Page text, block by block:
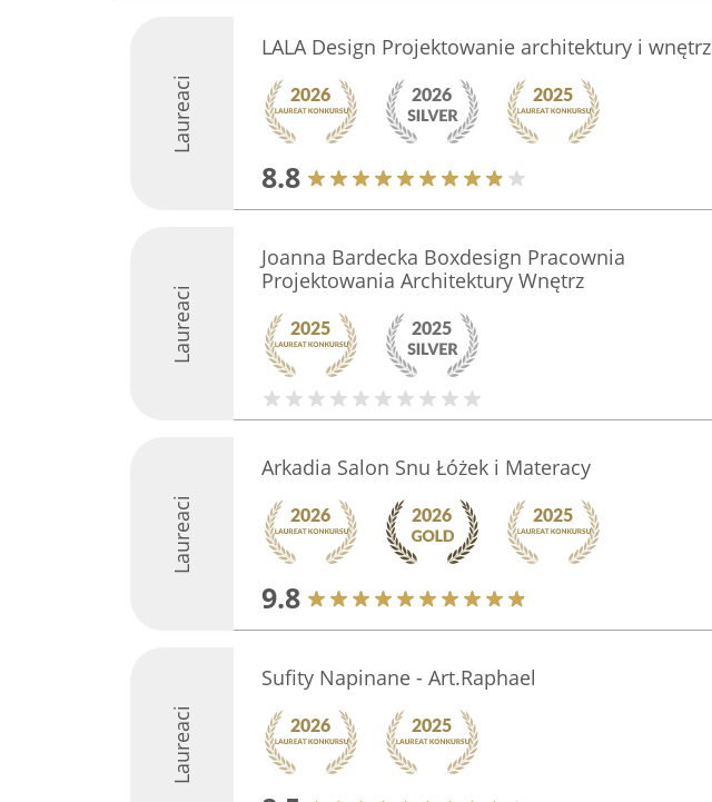
Laureaci
LALA Design Projektowanie architektury i wnętrz
8.8
Laureaci
Joanna Bardecka Boxdesign Pracownia
Projektowania Architektury Wnętrz
Laureaci
Arkadia Salon Snu Łóżek i Materacy
9.8
Laureaci
Sufity Napinane - Art.Raphael